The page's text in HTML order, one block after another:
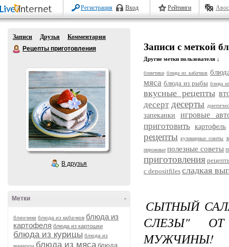
Регистрация Вход Рейтинги
Записи Друзья
Комментарии
Рецепты приготовления
В друзья
-
Метки
блинчики блюда из кабачков блюда из
картофеля блюда из картошки
блюда из курицы блюда из
макарон блюда из мяса блюда
Записи с меткой
Другие метки пользователя ↓
блинчики блюда из кабачков
мяса блюда из рыбы блюда
вкусные рецепты
десерт десерты
запеканки игровые
приготовить картофель
рецепты кулинарные советы
пирожные полезные советы
приготовления
с depositfiles сладкая
СЫТНЫЙ
СЛЕЗЫ"
МУЖЧИНЫ!